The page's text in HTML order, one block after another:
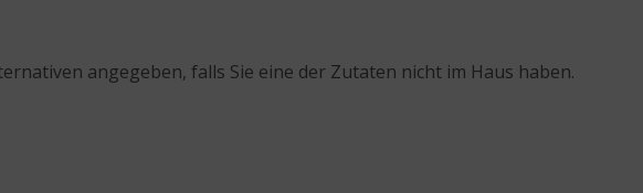
angegeben, falls Sie eine der Zutaten nicht im Haus haben.